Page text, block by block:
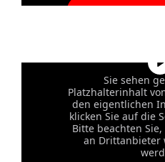
Sie sehen
Platzhalterinhalt
den eigentlichen
klicken Sie auf die
Bitte beachten
an Drittanbieter